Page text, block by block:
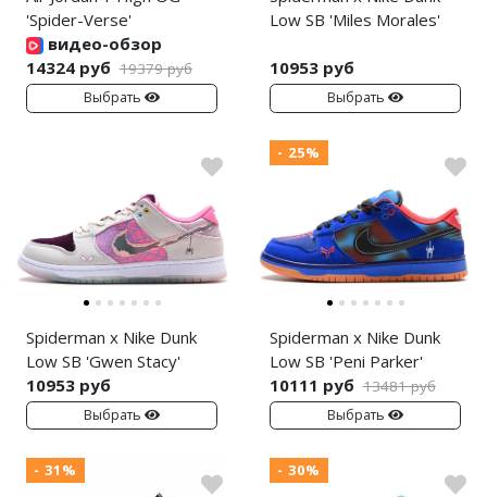
'Spider-Verse'
видео-обзор
14324 руб 19379 руб
Выбрать
Low SB 'Miles Morales'
10953 руб
Выбрать
Spiderman x Nike Dunk
Low SB 'Gwen Stacy'
10953 руб
Выбрать
- 25%
Spiderman x Nike Dunk
Low SB 'Peni Parker'
10111 руб 13481 руб
Выбрать
- 31% - 30%